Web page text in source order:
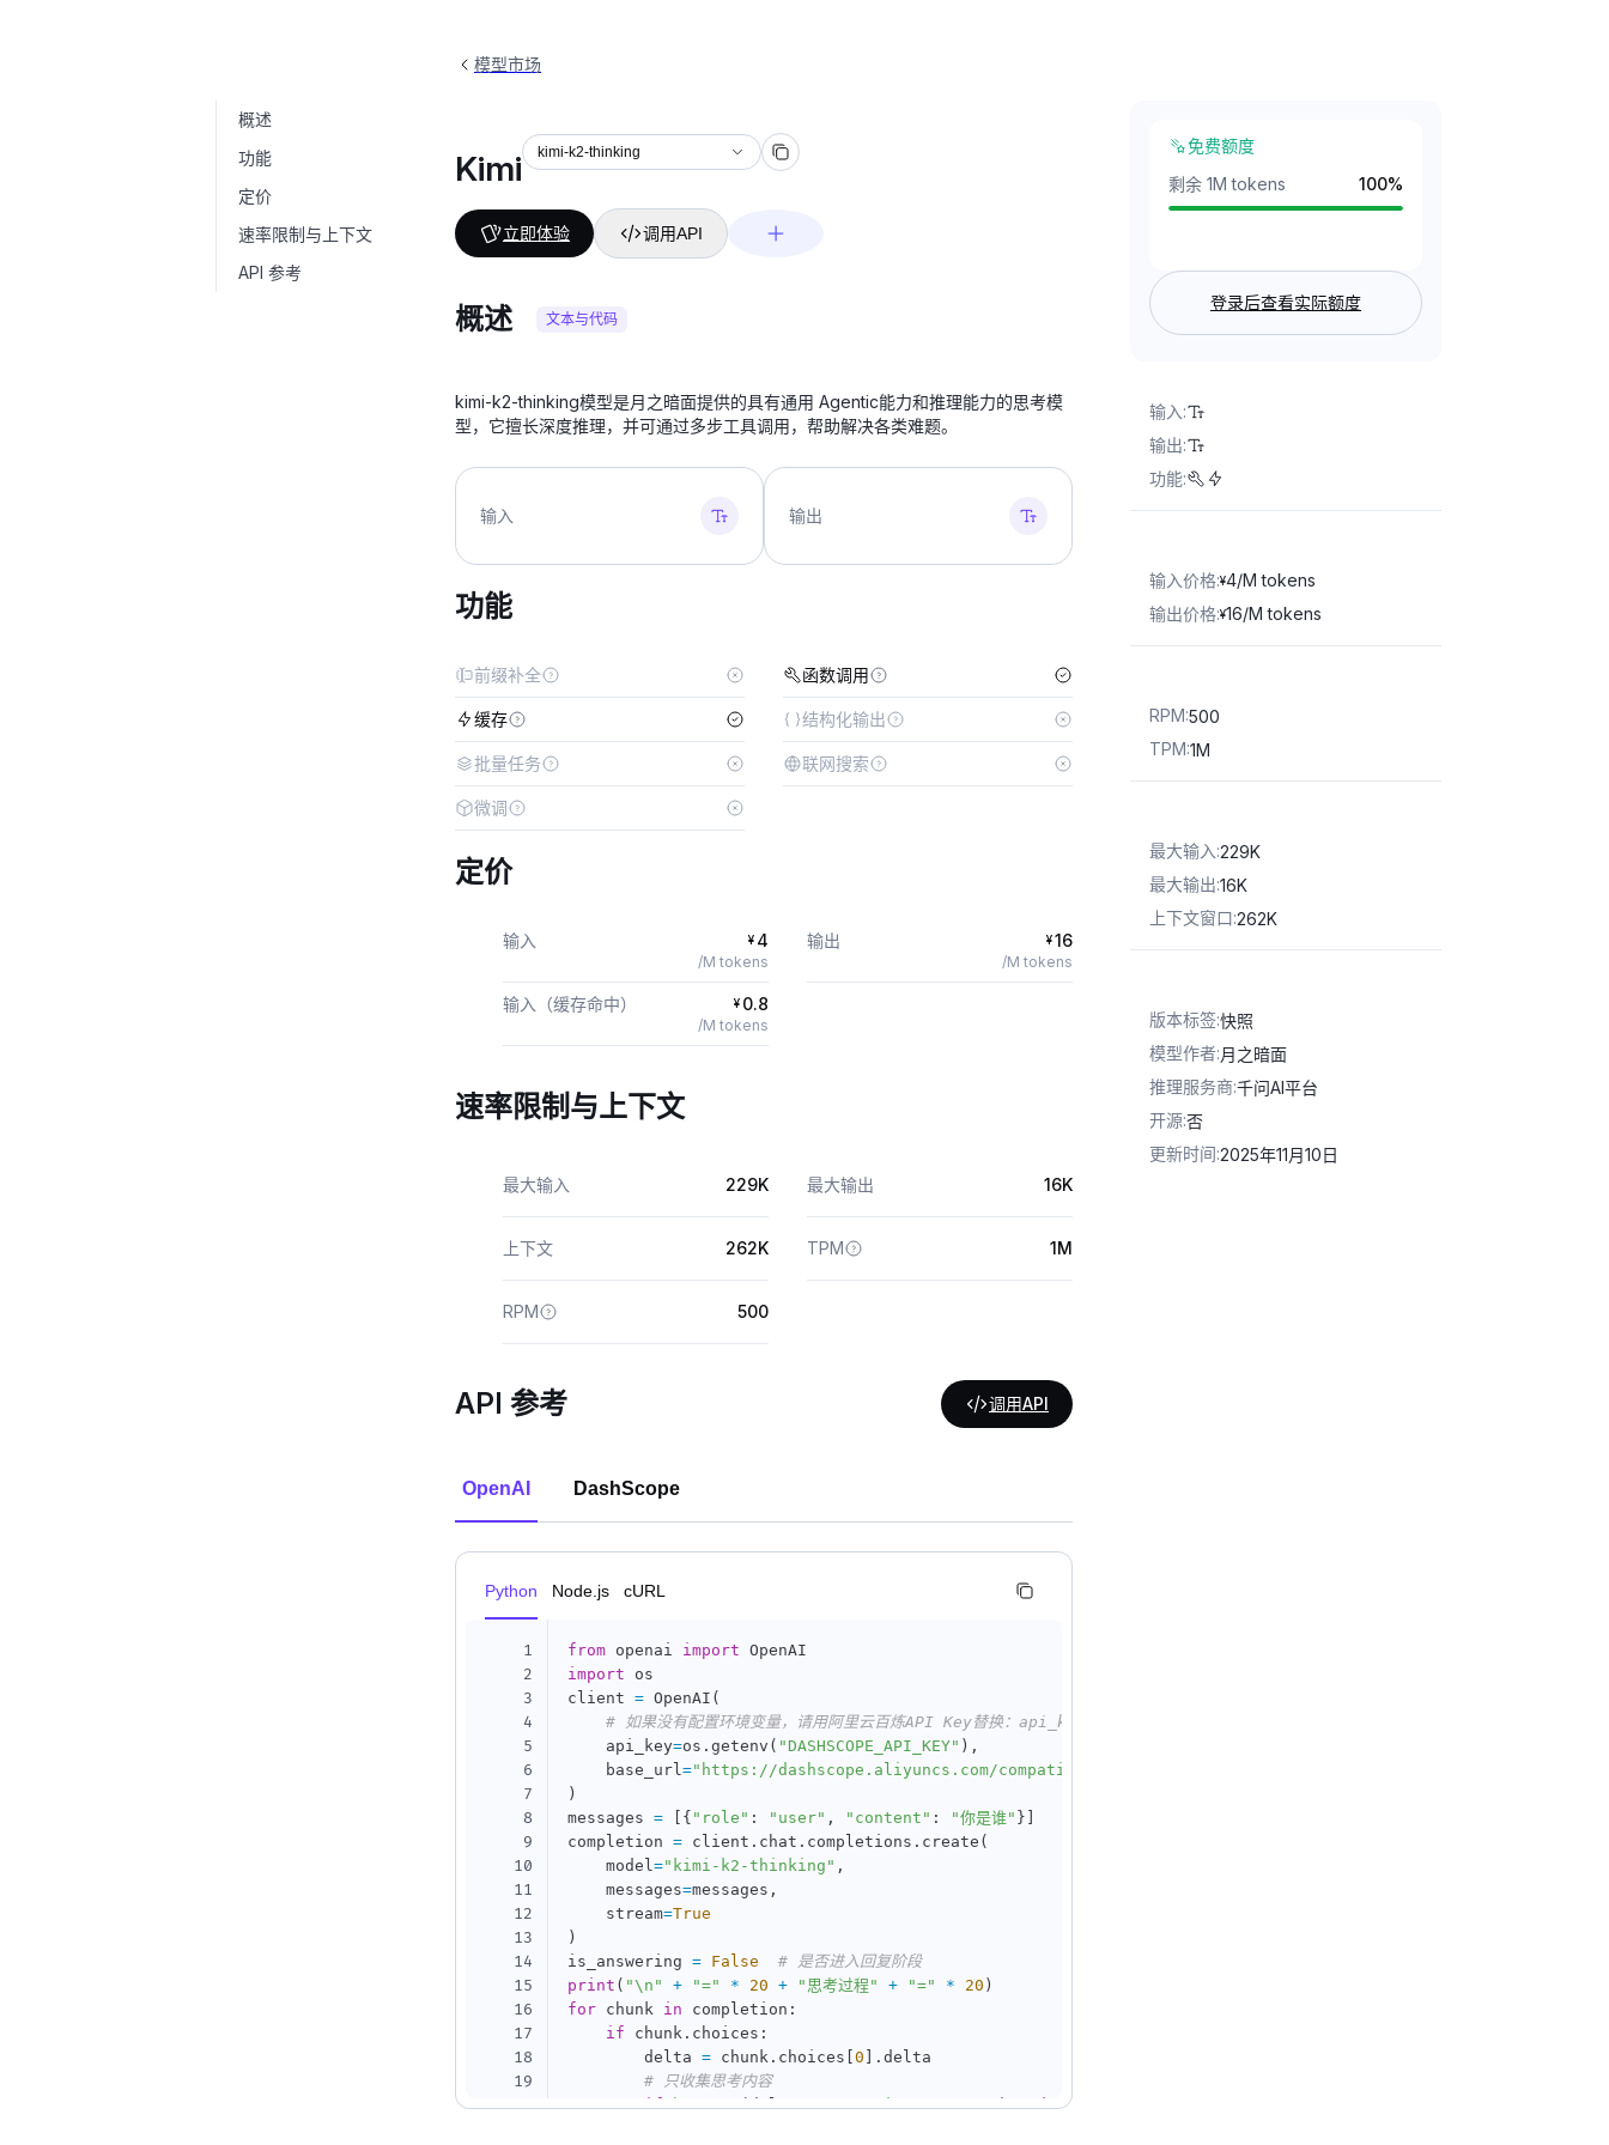
概述
功能
定价
速率限制与上下文
API 参考
模型市场
Kimi kimi-k2-thinking
立即体验 调用API
概述 文本与代码
kimi-k2-thinking模型是月之暗面提供的具有通用 Agentic能力和推理能力的思考模
型，它擅长深度推理，并可通过多步工具调用，帮助解决各类难题。
输入 输出
功能
前缀补全 函数调用
缓存 结构化输出
批量任务 联网搜索
微调
定价
输入 ¥ 4
/M tokens
输出 ¥16
/M tokens
输入（缓存命中） ¥ 0.8
/M tokens
速率限制与上下文
最大输入 229K 最大输出 16K
上下文 262K TPM 1M
RPM 500
API 参考 调用API
OpenAI DashScope
Python Node.js cURL
1
2
3
4
5
6
7
8
9
10
11
12
13
14
15
16
17
18
19
20
from openai import
import os
client = OpenAI (
# 如果没有配置环境变量，请用阿里云百炼API Key替换：api_key="sk-xxx"
    api_key
=os . getenv ( "DASHSCOPE_API_KEY" ) ,
    base_url
="https://dashscope.aliyuncs.com/compatible-mode/v1"
)
messages = { "role" : "user" , "content" : "你是谁" }
completion = client . chat . completions . create (
    model
="kimi-k2-thinking" ,
    messages
=messages ,
    stream
=True
)
is_answering = False
# 是否进入回复阶段
print ( "\n" + "=" * 20 + "思考过程" + "=" * 20 )
for chunk in completion :
if chunk . choices :
        delta
= chunk . choices 0 . delta
# 只收集思考内容
if hasattr(delta, "reasoning_content") and delta
免费额度
剩余 1M tokens
100%
登录后查看实际额度
输入:
输出:
功能:
输入价格:¥4/M tokens
输出价格:¥16/M tokens
RPM:500
TPM:1M
最大输入:229K
最大输出:16K
上下文窗口:262K
版本标签:快照
模型作者:月之暗面
推理服务商:千问AI平台
开源:否
更新时间:2025年11月10日